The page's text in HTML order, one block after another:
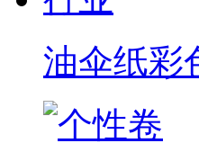
油伞纸彩